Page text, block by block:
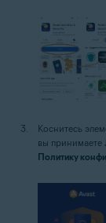
Коснитесь
вы принимаете
Политику